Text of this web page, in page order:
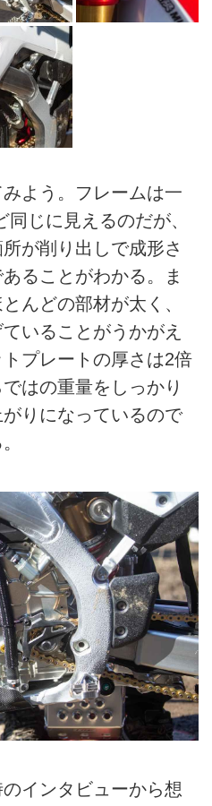
よう。フレームは一
同じに見えるのだが、
が削り出しで成形さ
ることがわかる。ま
んどの部材が太く、
いることがうかがえ
プレートの厚さは2倍
はの重量をしっかり
りになっているので
インタビューから想